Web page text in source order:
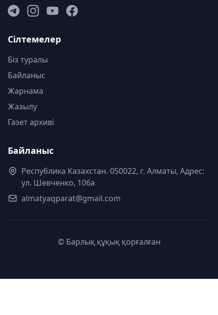
Сілтемелер
Біз туралы
Байланыс
Жарнама
Жазылу
Газет архиві
Байланыс
Республика Казахстан. 050022, г. Алматы, Адрес:
ул. Шевченко, 106а
almatyaqparat@gmail.com
© Барлық құқық қорғалған